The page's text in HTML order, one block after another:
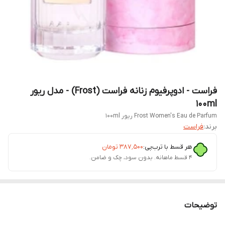
فراست - ادوپرفیوم زنانه فراست (Frost) - مدل ریور
100ml
Frost Women's Eau de Parfum ریور 100ml
برند:فراست
هر قسط با ترب‌پی:۳۸۷٬۵۰۰ تومان
۴ قسط ماهانه. بدون سود، چک و ضامن.
توضیحات